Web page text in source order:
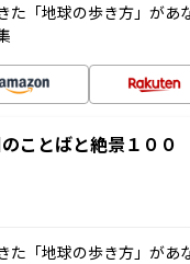
た「地球の歩き方」があ
ことばと絶景１００
た「地球の歩き方」が